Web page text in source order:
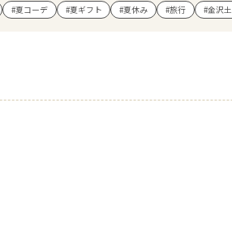
#夏コーデ #夏ギフト #夏休み #旅行 #金沢